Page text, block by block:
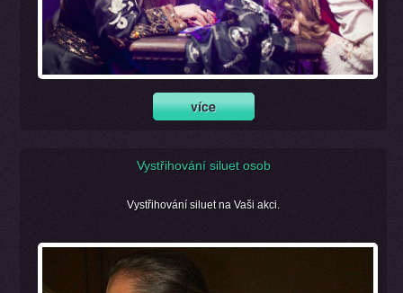
Vystřihování siluet osob
Vystřihování siluet na Vaši akci.